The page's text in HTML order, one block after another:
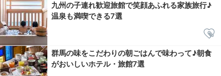
九州の子連れ歓迎旅館で笑顔あふれる家族旅行♪
温泉も満喫できる7選
群馬の味をこだわりの朝ごはんで味わって♪朝食
がおいしいホテル・旅館7選